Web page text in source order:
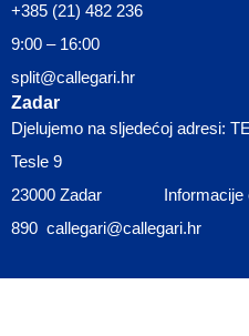
+385 (21) 482 236
9:00 – 16:00
split@callegari.hr
Zadar
Djelujemo na sljedećoj adresi:
Tesle 9
23000 Zadar Informacije
890 callegari@callegari.hr